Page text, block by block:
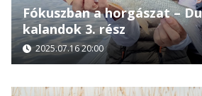
Fókuszban a horgászat –
kalandok 3. rész
2025.07.16 20:00